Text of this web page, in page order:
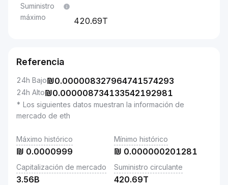
Suministro
máximo
420.69T
Referencia
24h Bajo₪0.000008327964741574293
24h Alto₪0.000008734133542192981
* Los siguientes datos muestran la información de
mercado de eth
Máximo histórico
₪ 0.0000999
Mínimo histórico
₪ 0.000000201281
Capitalización de mercado
3.56B
Suministro circulante
420.69T